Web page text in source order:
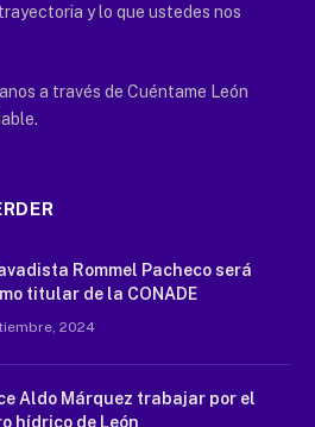
y lo que ustedes nos
a través de Cuéntame León
Rommel Pacheco será
titular de la CONADE
2024
Aldo Márquez trabajar por el
hídrico de León